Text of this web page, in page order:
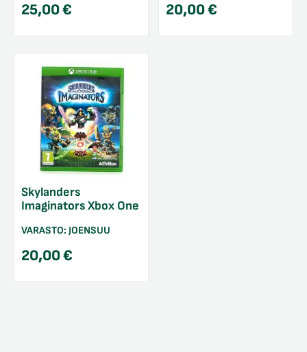
25,00€ 20,00€
Skylanders
Imaginators Xbox One
VARASTO: JOENSUU
20,00€